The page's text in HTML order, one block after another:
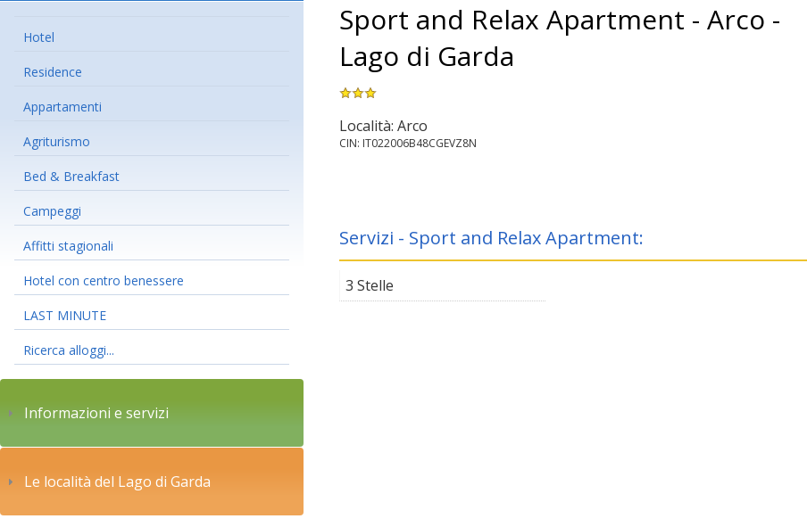
Hotel
Residence
Appartamenti
Agriturismo
Bed & Breakfast
Campeggi
Affitti stagionali
Hotel con centro benessere
LAST MINUTE
Ricerca alloggi...
Informazioni e servizi
Le località del Lago di Garda
Sport and Relax Apartment - Arco -
Lago di Garda
Località: Arco
CIN: IT022006B48CGEVZ8N
Servizi - Sport and Relax Apartment:
3 Stelle